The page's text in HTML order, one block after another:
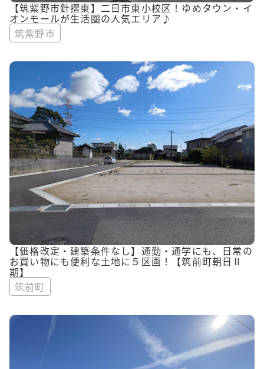
【筑紫野市針摺東】二日市東小校区！ゆめタウン・イ
オンモールが生活圏の人気エリア♪
筑紫野市
【価格改定・建築条件なし】通勤・通学にも、日常の
お買い物にも便利な土地に５区画！【筑前町朝日Ⅱ
期】
筑前町